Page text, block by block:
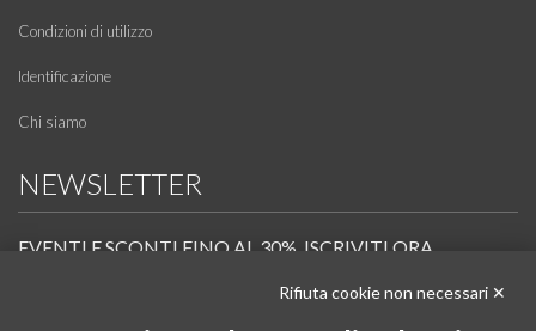
Condizioni di utilizzo
Identificazione
Chi siamo
NEWSLETTER
EVENTI E SCONTI FINO AL 30%. ISCRIVITI ORA.
Scopri in anteprima i nuovi prodotti, le promozioni riservate ai professionisti e resta
Rifiuta cookie non necessari ✕